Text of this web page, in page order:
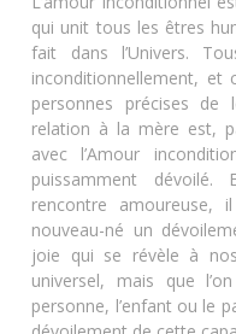
qui unit tous les êtres
fait dans l’Univers.
inconditionnellement, et
personnes précises de
relation à la mère est,
avec l’Amour
puissamment
rencontre
nouveau-né un
joie qui se révèle à
universel, mais que
personne, l’enfant ou le